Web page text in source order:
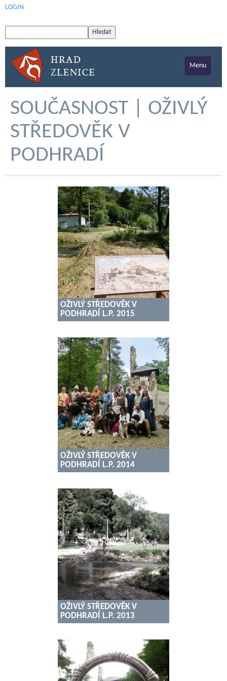
LOGIN
Menu
SOUČASNOST | OŽIVLÝ
STŘEDOVĚK V
PODHRADÍ
OŽIVLÝ STŘEDOVĚK V
PODHRADÍ L.P. 2015
OŽIVLÝ STŘEDOVĚK V
PODHRADÍ L.P. 2014
OŽIVLÝ STŘEDOVĚK V
PODHRADÍ L.P. 2013